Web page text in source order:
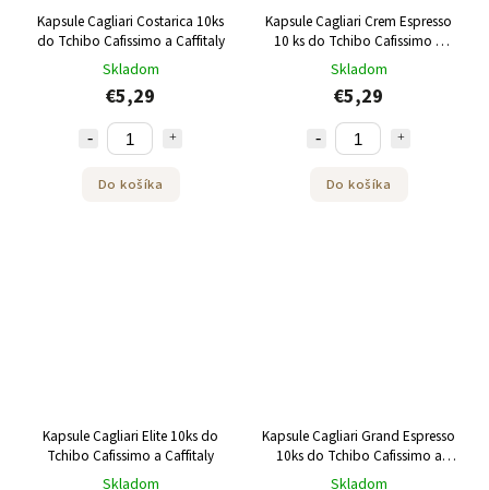
Kapsule Cagliari Costarica 10ks
do Tchibo Cafissimo a Caffitaly
Skladom
€5,29
Do košíka
Kapsule Cagliari Crem Espresso
10 ks do Tchibo Cafissimo a
Caffitaly
Skladom
€5,29
Do košíka
Kapsule Cagliari Elite 10ks do
Tchibo Cafissimo a Caffitaly
Skladom
Kapsule Cagliari Grand Espresso
10ks do Tchibo Cafissimo a
Caffitaly
Skladom